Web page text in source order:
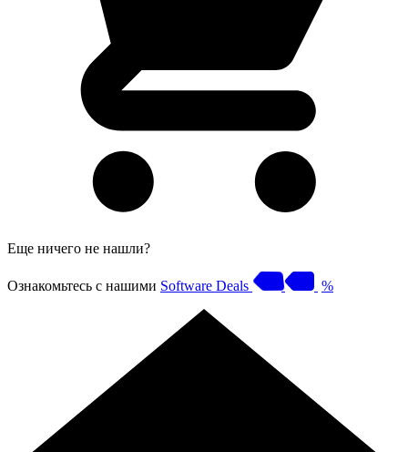
Еще ничего не нашли?
Ознакомьтесь с нашими Software Deals %